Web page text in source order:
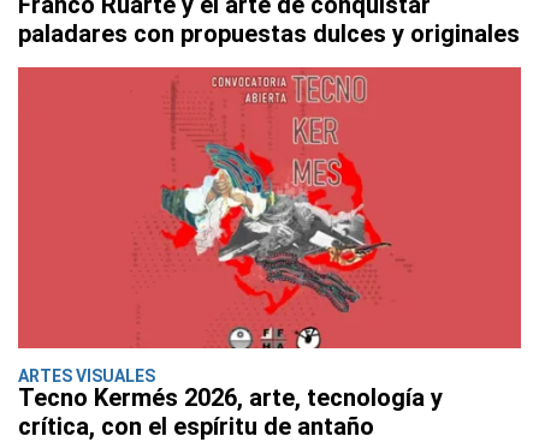
paladares con propuestas dulces y originales
ARTES VISUALES
Tecno Kermés 2026, arte, tecnología y
crítica, con el espíritu de antaño